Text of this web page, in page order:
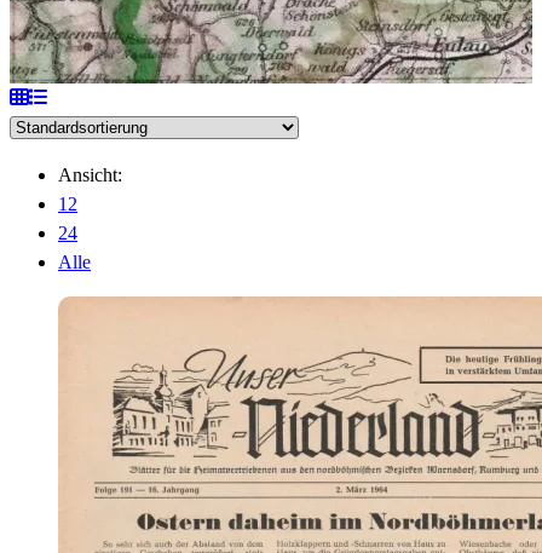
Ansicht:
12
24
Alle